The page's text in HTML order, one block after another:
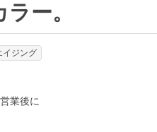
ー。
イジング
業後に